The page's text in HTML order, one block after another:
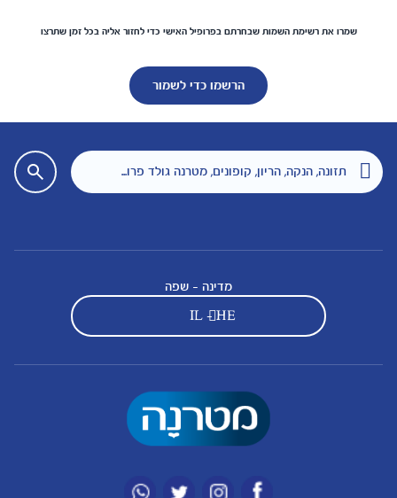
שמרו את רשימת השמות שבחרתם בפרופיל האישי כדי לחזור אליה בכל זמן שתרצו
הרשמו כדי לשמור
מדינה - שפה
IL - HE